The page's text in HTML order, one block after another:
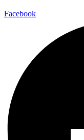
Facebook